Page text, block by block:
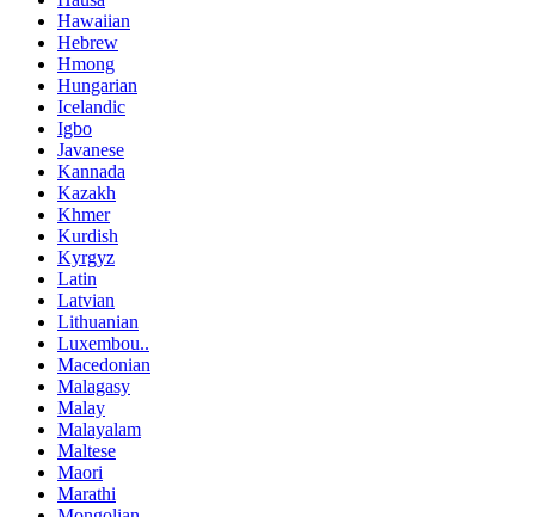
Hawaiian
Hebrew
Hmong
Hungarian
Icelandic
Igbo
Javanese
Kannada
Kazakh
Khmer
Kurdish
Kyrgyz
Latin
Latvian
Lithuanian
Luxembou..
Macedonian
Malagasy
Malay
Malayalam
Maltese
Maori
Marathi